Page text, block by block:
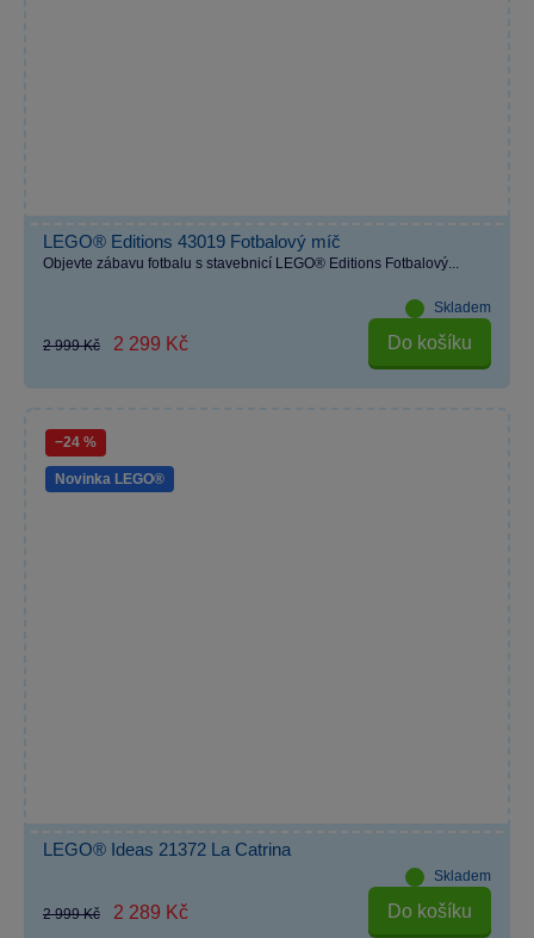
LEGO® Editions 43019 Fotbalový míč
Objevte zábavu fotbalu s stavebnicí LEGO® Editions Fotbalový...
Skladem
2 999 Kč 2 299 Kč Do košíku
−24 %
Novinka LEGO®
LEGO® Ideas 21372 La Catrina
Skladem
2 999 Kč 2 289 Kč Do košíku